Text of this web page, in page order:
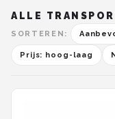
ALLE
SORTEREN:
Prijs: hoog-laag